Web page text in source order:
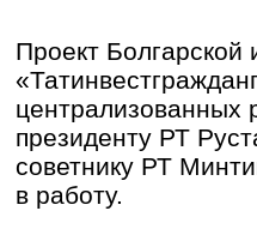
Проект
централизованных
президенту РТ
советнику РТ
в работу.